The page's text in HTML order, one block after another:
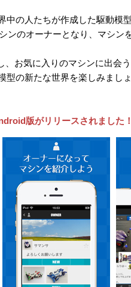
中の人たちが作成した駆動模
ンのオーナーとなり、マシン
お気に入りのマシンに出会う
型の新たな世界を楽しみましょ
版がリリースされました！